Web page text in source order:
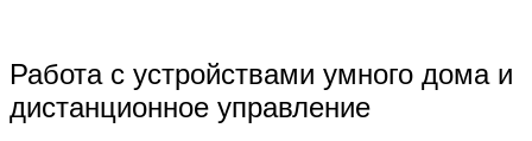
Работа с устройствами умного дома и
дистанционное управление